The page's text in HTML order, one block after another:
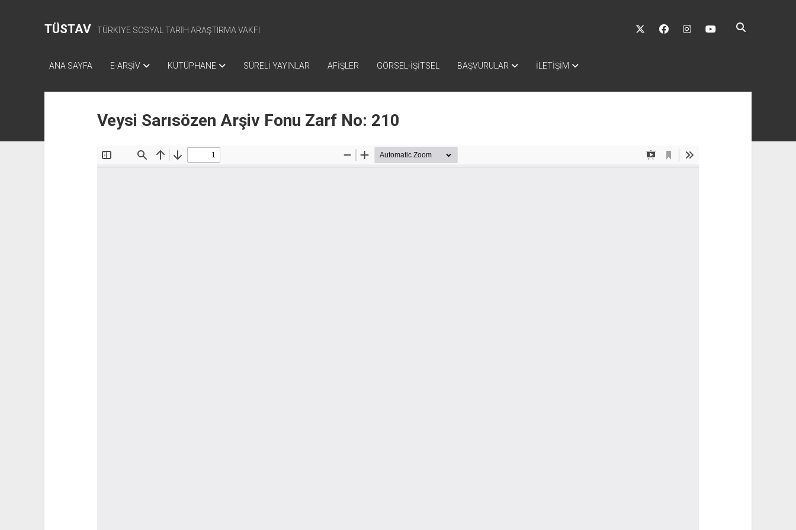
TÜSTAV TÜRKİYE SOSYAL TARİH ARAŞTIRMA VAKFI
twitter facebookinstagramyoutube
ANA SAYFA E-ARŞİV KÜTÜPHANE SÜRELİ YAYINLAR AFİŞLER GÖRSEL-İŞİTSEL BAŞVURULAR İLETİŞİM
Veysi Sarısözen Arşiv Fonu Zarf No: 210